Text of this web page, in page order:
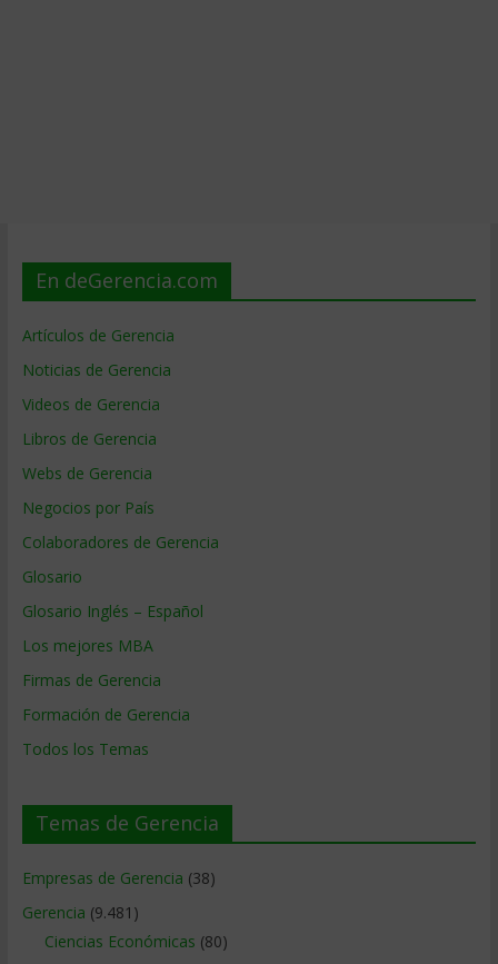
En deGerencia.com
Artículos de Gerencia
Noticias de Gerencia
Videos de Gerencia
Libros de Gerencia
Webs de Gerencia
Negocios por País
Colaboradores de Gerencia
Glosario
Glosario Inglés – Español
Los mejores MBA
Firmas de Gerencia
Formación de Gerencia
Todos los Temas
Temas de Gerencia
Empresas de Gerencia (38)
Gerencia (9.481)
Ciencias Económicas (80)